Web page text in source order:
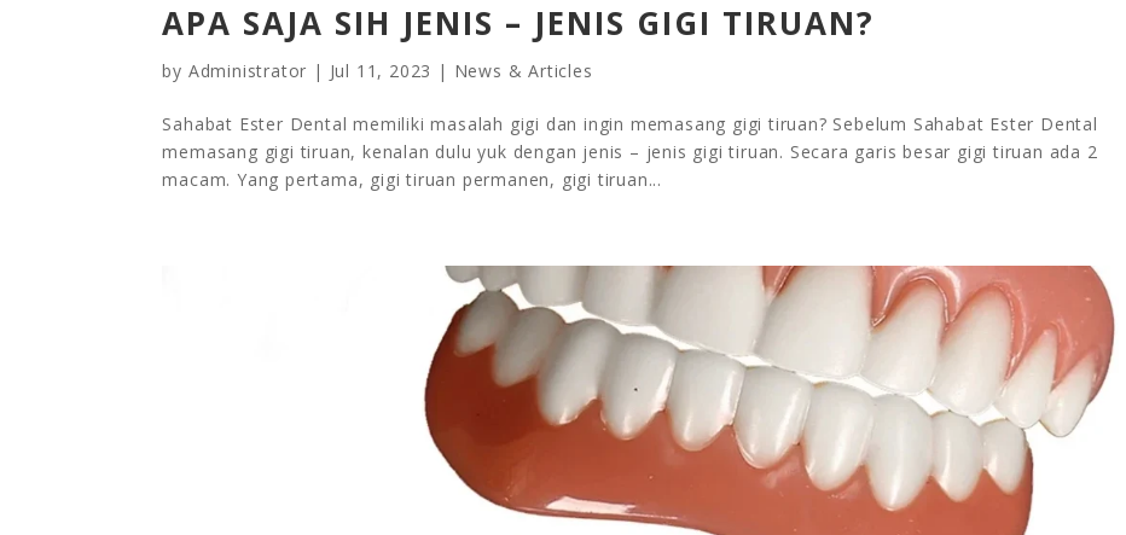
APA SAJA SIH JENIS – JENIS GIGI TIRUAN?
by Administrator | Jul 11, 2023 | News & Articles
Sahabat Ester Dental memiliki masalah gigi dan ingin memasang gigi tiruan? Sebelum Sahabat Ester Dental
memasang gigi tiruan, kenalan dulu yuk dengan jenis – jenis gigi tiruan. Secara garis besar gigi tiruan ada 2
macam. Yang pertama, gigi tiruan permanen, gigi tiruan...